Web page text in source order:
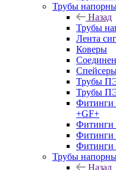
Трубы
Назад
Трубы
Лента
Коверы
Трубы
Трубы
Фитинги
+GF+
Фитинги
Фитинги
Фитинги
Трубы
Назад